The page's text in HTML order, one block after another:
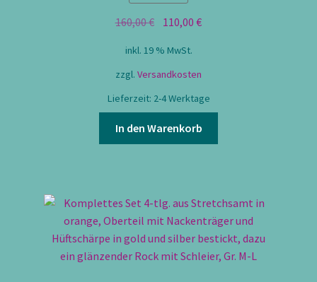
160,00€ Ursprünglicher
war:
160,00 €
110,00€Aktueller
inkl. 19 % MwSt.
zzgl. Versandkosten
Lieferzeit: 2-4 Werktage
In den Warenkorb